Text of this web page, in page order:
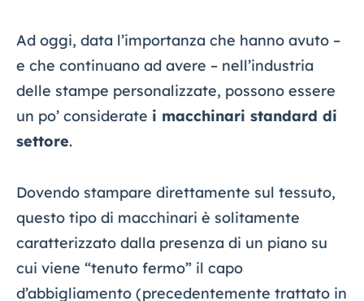
Ad oggi, data l’importanza che hanno avuto –
e che continuano ad avere – nell’industria
delle stampe personalizzate, possono essere
un po’ considerate i macchinari standard di
settore.
Dovendo stampare direttamente sul tessuto,
questo tipo di macchinari è solitamente
caratterizzato dalla presenza di un piano su
cui viene “tenuto fermo” il capo
d’abbigliamento (precedentemente trattato in